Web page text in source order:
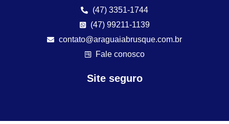
(47) 3351-1744
(47) 99211-1139
contato@araguaiabrusque.com.br
Fale conosco
Site seguro